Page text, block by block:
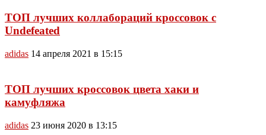
ТОП лучших коллабораций кроссовок с
Undefeated
adidas 14 апреля 2021 в 15:15
ТОП лучших кроссовок цвета хаки и
камуфляжа
adidas 23 июня 2020 в 13:15